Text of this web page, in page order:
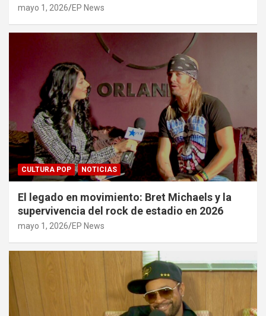
mayo 1, 2026 EP News
CULTURA POP NOTICIAS
El legado en movimiento: Bret Michaels y la
supervivencia del rock de estadio en 2026
mayo 1, 2026 EP News